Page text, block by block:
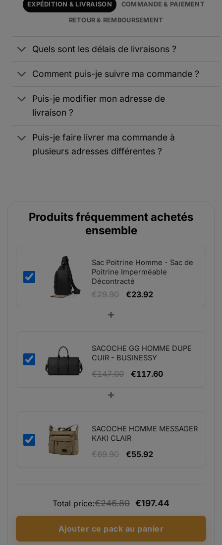
EXPÉDITION & LIVRAISON COMMANDE & PAIEMENT
RETOUR & REMBOURSEMENT
Quels sont les délais de livraisons ?
Comment puis-je suivre ma commande ?
Puis-je modifier mon adresse de
livraison ?
Puis-je faire livrer ma commande à
plusieurs adresses différentes ?
Produits fréquemment achetés
ensemble
Sac Poitrine Homme - Sac de
Poitrine Imperméable
Décontracté
€29.90
Le
€29.90.
€23.92Le
€23.92.
+
SACOCHE GG HOMME DUPE
CUIR - BUSINESSY
€147.00
Le
€117.60Le
+
SACOCHE HOMME MESSAGER
KAKI CLAIR
€69.90
Le
€69.90.
€55.92
€55.92.
Total price:€246.80 €197.44
Ajouter ce pack au panier